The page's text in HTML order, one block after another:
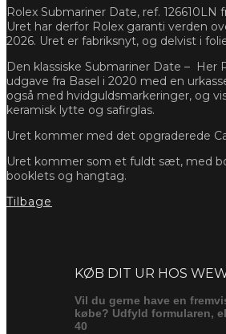
Rolex Submariner Date, ref. 126610LN
Uret har derfor Rolex garanti verden
2026. Uret er fabriksnyt, og delvist i
Den klassiske Submariner Date – Her
udgave fra Basel i 2020 med en
også med hvidguldsmarkeringer, og
keramisk lytte og safirglas.
Uret kommer med det opgraderede
Uret kommer som et fuldt sæt, med
booklets og hangtag.
Tilbage
KØB DIT UR HOS
Vil du gerne have en
købe? Udfyld formularen,
40